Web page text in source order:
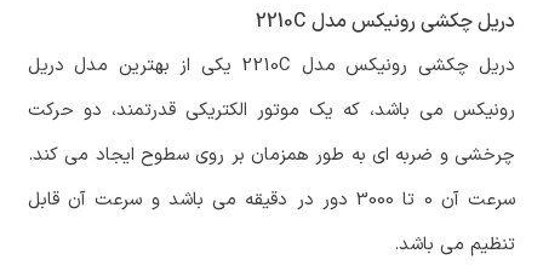
دریل چکشی رونیکس مدل 2210C
دریل چکشی رونیکس مدل 2210C یکی از بهترین مدل دریل
رونیکس می باشد، که یک موتور الکتریکی قدرتمند، دو حرکت
چرخشی و ضربه ای به طور همزمان بر روی سطوح ایجاد می کند.
سرعت آن 0 تا 3000 دور در دقیقه می باشد و سرعت آن قابل
تنظیم می باشد.